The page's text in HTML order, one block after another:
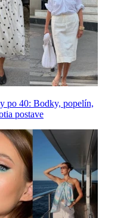
po 40: Bodky, popelín,
postave